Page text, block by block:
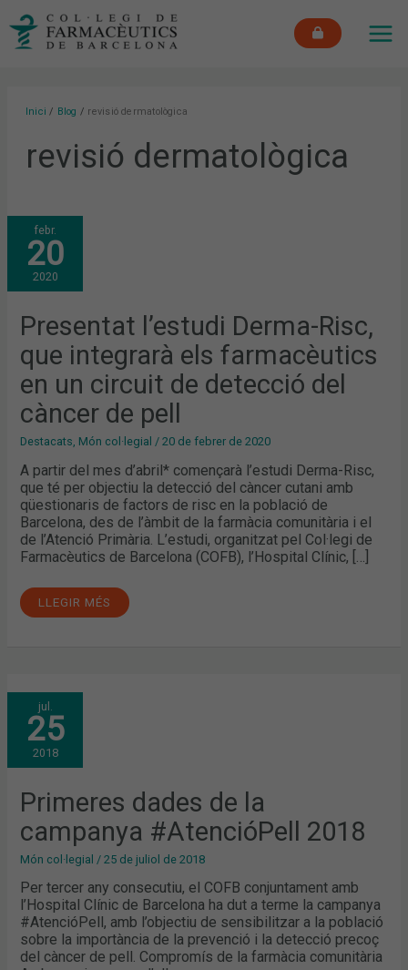
Inici Blog revisió dermatològica
revisió dermatològica
febr.
20
2020
Presentat l’estudi Derma-Risc,
que integrarà els farmacèutics
en un circuit de detecció del
càncer de pell
Destacats Món col·legial /20 de febrer de 2020
A partir del mes d’abril* començarà l’estudi Derma-Risc,
que té per objectiu la detecció del càncer cutani amb
qüestionaris de factors de risc en la població de
Barcelona, des de l’àmbit de la farmàcia comunitària i el
de l’Atenció Primària. L’estudi, organitzat pel Col·legi de
Farmacèutics de Barcelona (COFB), l’Hospital Clínic, […]
PRESENTAT
L’ESTUDI
DERMA-
RISC,
QUE
INTEGRARÀ
ELS
UN
CIRCUIT
DE
DETECCIÓ
CÀNCER
DE
PELL
LLEGIR MÉS
jul.
25
2018
Primeres dades de la
campanya #AtencióPell 2018
Món col·legial /25 de juliol de 2018
Per tercer any consecutiu, el COFB conjuntament amb
l’Hospital Clínic de Barcelona ha dut a terme la campanya
#AtencióPell, amb l’objectiu de sensibilitzar a la població
sobre la importància de la prevenció i la detecció precoç
del càncer de pell. Compromís de la farmàcia comunitària
PRIMERES
DADES
DE
LA
CAMPANYA
#ATENCIÓPELL
2018